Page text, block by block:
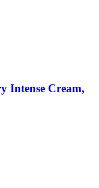
Intense Cream,